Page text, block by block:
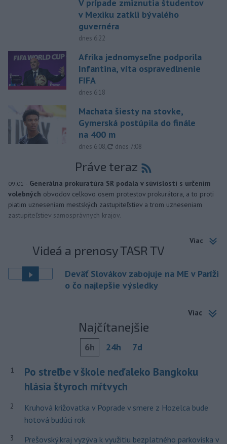
V prípade zmiznutia študentov
v Mexiku zatkli bývalého
guvernéra
dnes 6:22
Afrika jednomyseľne podporila
Infantina, víta ospravedlnenie
FIFA
dnes 6:18
Machata šiesty na stovke,
Gymerská postúpila do finále
na 400 m
dnes 6:08, aktualizované
dnes 7:08
Práve teraz
09:01 - Generálna prokuratúra SR podala v súvislosti s určením
volebných obvodov celkovo osem protestov prokurátora, a to proti
piatim uzneseniam mestských zastupiteľstiev a trom uzneseniam
zastupiteľstiev samosprávnych krajov.
Viac
Videá a prenosy TASR TV
Deväť Slovákov zabojuje na ME v Paríži
o čo najlepšie výsledky
Viac
Najčítanejšie
6h 24h 7d
1
Po streľbe v škole neďaleko Bangkoku
hlásia štyroch mŕtvych
2
Kruhová križovatka v Poprade v smere z Hozelca bude
hotová budúci rok
3
Prešovský kraj vyzýva k využitiu bezplatného parkoviska v